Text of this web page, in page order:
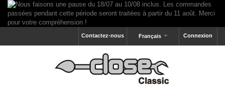
Connexion
Français
Contactez-nous